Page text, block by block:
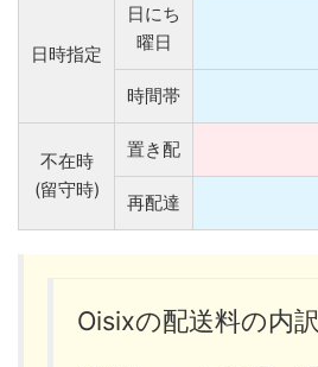
日時指定
日にち
曜日
時間帯
不在時
(留守時)
置き配
再配達
Oisixの配送料の内訳